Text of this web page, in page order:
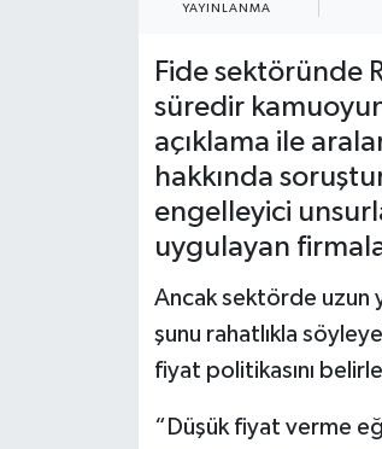
YAYINLANMA
Fide sektöründe
süredir
açıklama ile
hakkında
engelleyici
uygulayan
Ancak sektörde uzun
şunu rahatlıkla
fiyat politikasını
“Düşük fiyat verme